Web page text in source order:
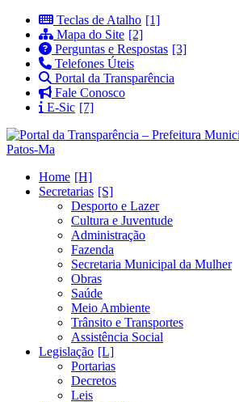
Teclas de Atalho
Mapa do Site
Perguntas e Respostas
Telefones Úteis
Portal da Transparência
Fale Conosco
E-Sic
Home
Secretarias
Desporto e Lazer
Cultura e Juventude
Administração
Fazenda
Secretaria Municipal da Mulher
Obras
Saúde
Meio Ambiente
Trânsito e Transportes
Assistência Social
Legislação
Portarias
Decretos
Leis